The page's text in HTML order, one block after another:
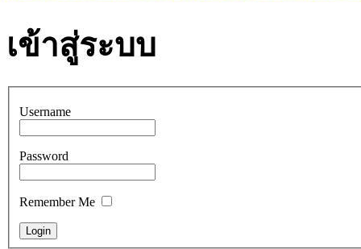
เข้าสู่ระบบ
Username
Password
Remember Me